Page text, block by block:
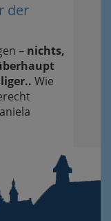
der
– nichts,
Wie